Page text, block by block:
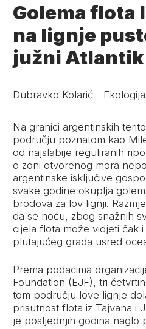
Golema flota
na lignje
južni Atlantik
Dubravko Kolarić - Ekologija
Na granici argentinskih
području poznatom kao
od najslabije reguliranih
o zoni otvorenog mora
argentinske isključive
svake godine okuplja
brodova za lov lignji.
da se noću, zbog snažnih
cijela flota može vidjeti čak
plutajućeg grada usred
Prema podacima
Foundation (EJF), tri
tom području love lignje
prisutnost flota iz Tajvana i
je posljednjih godina naglo